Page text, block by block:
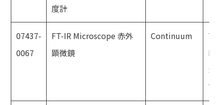
度計
07437-
0067
FT-IR Microscope 赤外
顕微鏡
Continuum